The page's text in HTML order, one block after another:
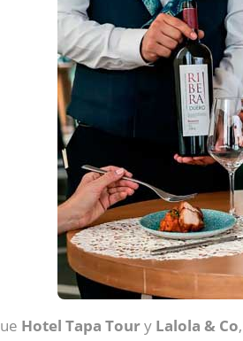
Hotel Tapa Toury Lalola & Co